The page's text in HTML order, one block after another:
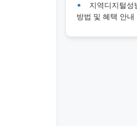
지역디지털성
방법 및 혜택 안내